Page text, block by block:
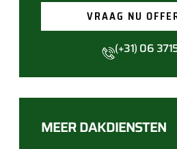
VRAAG NU
(+31) 06
MEER DAKDIENSTEN